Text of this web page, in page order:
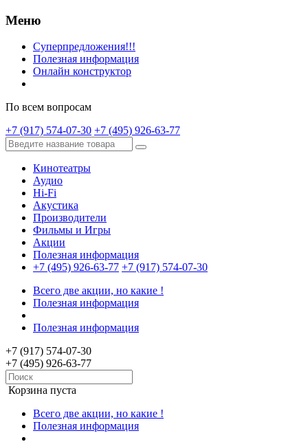
Меню
Суперпредложения!!!
Полезная информация
Онлайн конструктор
По всем вопросам
+7 (917) 574-07-30 +7 (495) 926-63-77
Кинотеатры
Аудио
Hi-Fi
Акустика
Производители
Фильмы и Игры
Акции
Полезная информация
+7 (495) 926-63-77 +7 (917) 574-07-30
Всего две акции, но какие !
Полезная информация
Полезная информация
+7 (917) 574-07-30
+7 (495) 926-63-77
Корзина пуста
Всего две акции, но какие !
Полезная информация